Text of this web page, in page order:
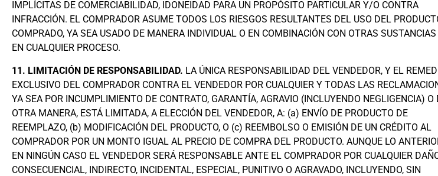
IMPLÍCITAS DE COMERCIABILIDAD, IDONEIDAD PARA UN PROPÓSITO PARTICULAR Y/O CONTRA
INFRACCIÓN. EL COMPRADOR ASUME TODOS LOS RIESGOS RESULTANTES DEL USO DEL
COMPRADO, YA SEA USADO DE MANERA INDIVIDUAL O EN COMBINACIÓN CON OTRAS SUSTANCIAS
EN CUALQUIER PROCESO.
11. LIMITACIÓN DE RESPONSABILIDAD. LA ÚNICA RESPONSABILIDAD DEL VENDEDOR, Y EL
EXCLUSIVO DEL COMPRADOR CONTRA EL VENDEDOR POR CUALQUIER Y TODAS LAS
YA SEA POR INCUMPLIMIENTO DE CONTRATO, GARANTÍA, AGRAVIO (INCLUYENDO NEGLIGENCIA) O
OTRA MANERA, ESTÁ LIMITADA, A ELECCIÓN DEL VENDEDOR, A: (a) ENVÍO DE PRODUCTO DE
REEMPLAZO, (b) MODIFICACIÓN DEL PRODUCTO, O (c) REEMBOLSO O EMISIÓN DE UN CRÉDITO AL
COMPRADOR POR UN MONTO IGUAL AL PRECIO DE COMPRA DEL PRODUCTO. AUNQUE LO
EN NINGÚN CASO EL VENDEDOR SERÁ RESPONSABLE ANTE EL COMPRADOR POR CUALQUIER
CONSECUENCIAL, INDIRECTO, INCIDENTAL, ESPECIAL, PUNITIVO O AGRAVADO, INCLUYENDO, SIN